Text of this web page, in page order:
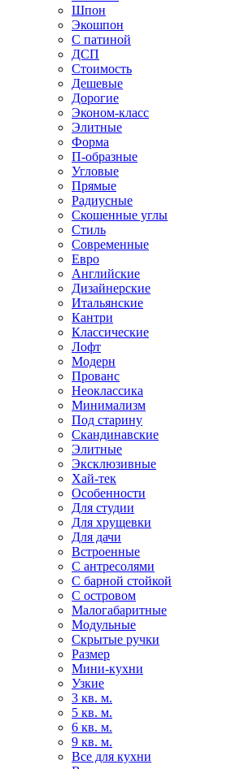
Шпон
Экошпон
С патиной
ДСП
Стоимость
Дешевые
Дорогие
Эконом-класс
Элитные
Форма
П-образные
Угловые
Прямые
Радиусные
Скошенные углы
Стиль
Современные
Евро
Английские
Дизайнерские
Итальянские
Кантри
Классические
Лофт
Модерн
Прованс
Неоклассика
Минимализм
Под старину
Скандинавские
Элитные
Эксклюзивные
Хай-тек
Особенности
Для студии
Для хрущевки
Для дачи
Встроенные
С антресолями
С барной стойкой
С островом
Малогабаритные
Модульные
Скрытые ручки
Размер
Мини-кухни
Узкие
3 кв. м.
5 кв. м.
6 кв. м.
9 кв. м.
Все для кухни